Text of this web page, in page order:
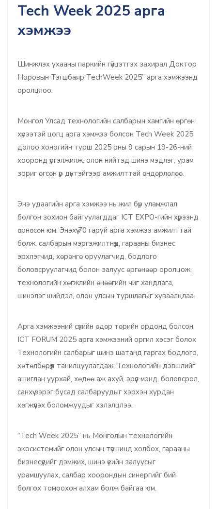
Тесh Week 2025 арга
хэмжээ
Шинжлэх ухааны паркийн гүйцэтгэх захирал Доктор
Норовын Тэгшбаяр TechWeek 2025” арга хэмжээнд
оролцлоо.
Монгол Улсад технологийн салбарын хамгийн өргөн
хүрээтэй цогц арга хэмжээ болсон Tech Week 2025
долоо хоногийн турш 2025 оны 9 сарын 19-26-ний
хооронд үргэлжилж, олон нийтэд шинэ мэдлэг, урам
зориг өгсөн үр дүнтэйгээр амжилттай өндөрлөлөө.
Энэ удаагийн арга хэмжээ нь жил бүр уламжлал
болгон зохион байгуулагддаг ICT EXPO-гийн хүрээнд
өрнөсөн юм. Энэхүү 70 гаруй арга хэмжээ амжилттай
болж, салбарын мэргэжилтнүүд, гарааны бизнес
эрхлэгчид, хөрөнгө оруулагчид, бодлого
боловсруулагчид болон залуус өргөнөөр оролцож,
технологийн хөгжлийн өнөөгийн чиг хандлага,
шинэлэг шийдэл, олон улсын туршлагыг хуваалцлаа.
Арга хэмжээний сүүлийн өдөр төрийн ордонд болсон
ICT FORUM 2025 арга хэмжээний оргил хэсэг болох
Технологийн салбарыг шинэ шатанд гаргах бодлого,
хөтөлбөрүүд танилцуулагдаж, Технологийн дэвшлийг
ашиглан уурхай, хөдөө аж ахуй, эрүүл мэнд, боловсрол,
санхүү зэрэг бусад салбаруудыг хэрхэн хурдан
хөгжүүлэх боломжуудыг хэлэлцлээ.
“Tech Week 2025” нь Монголын технологийн
экосистемийг олон улсын түвшинд холбох, гарааны
бизнесүүдийг дэмжих, шинэ үеийн залуусыг
урамшуулах, салбар хоорондын синергийг бий
болгох томоохон алхам болж байгаа юм.